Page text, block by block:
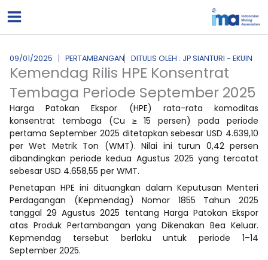
ke
09/01/2025 PERTAMBANGAN DITULIS OLEH : JP SIANTURI - EKUIN
Kemendag Rilis HPE Konsentrat
Tembaga Periode September 2025
Harga Patokan Ekspor (HPE) rata-rata komoditas
konsentrat tembaga (Cu ≥ 15 persen) pada periode
pertama September 2025 ditetapkan sebesar USD 4.639,10
per Wet Metrik Ton (WMT). Nilai ini turun 0,42 persen
dibandingkan periode kedua Agustus 2025 yang tercatat
sebesar USD 4.658,55 per WMT.
Penetapan HPE ini dituangkan dalam Keputusan Menteri
Perdagangan (Kepmendag) Nomor 1855 Tahun 2025
tanggal 29 Agustus 2025 tentang Harga Patokan Ekspor
atas Produk Pertambangan yang Dikenakan Bea Keluar.
Kepmendag tersebut berlaku untuk periode 1–14
September 2025.